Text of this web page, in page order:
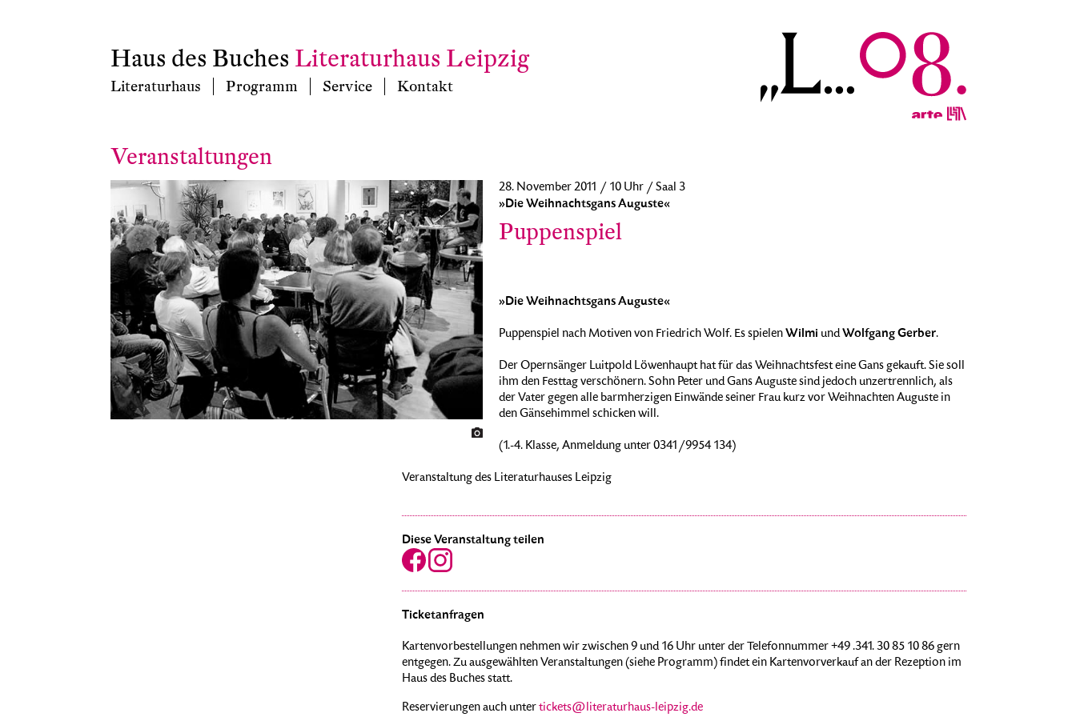
Haus des Buches Literaturhaus Leipzig
Literaturhaus Programm Service Kontakt
Veranstaltungen
28. November 2011 / 10 Uhr / Saal 3
»Die Weihnachtsgans Auguste«
Puppenspiel
»Die Weihnachtsgans Auguste«
Puppenspiel nach Motiven von Friedrich Wolf. Es spielenWilmi undWolfgang Gerber.
Der Opernsänger Luitpold Löwenhaupt hat für das Weihnachtsfest eine Gans gekauft. Sie soll
ihm den Festtag verschönern. Sohn Peter und Gans Auguste sind jedoch unzertrennlich, als
der Vater gegen alle barmherzigen Einwände seiner Frau kurz vor Weihnachten Auguste in
den Gänsehimmel schicken will.
(1.-4. Klasse, Anmeldung unter 0341/9954 134)
Veranstaltung des Literaturhauses Leipzig
Diese Veranstaltung teilen
Ticketanfragen
Kartenvorbestellungen nehmen wir zwischen 9 und 16 Uhr unter der Telefonnummer +49 .341. 30 85 10 86 gern
entgegen. Zu ausgewählten Veranstaltungen (siehe Programm) findet ein Kartenvorverkauf an der Rezeption im
Haus des Buches statt.
Reservierungen auch untertickets@literaturhaus-leipzig.de